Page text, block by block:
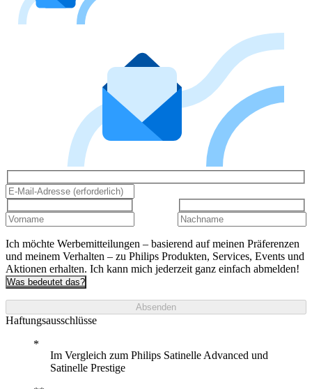
Ich möchte Werbemitteilungen – basierend auf meinen Präferenzen
und meinem Verhalten – zu Philips Produkten, Services, Events und
Aktionen erhalten. Ich kann mich jederzeit ganz einfach abmelden!
Was bedeutet das?
Absenden
Haftungsausschlüsse
Im Vergleich zum Philips Satinelle Advanced und
Satinelle Prestige